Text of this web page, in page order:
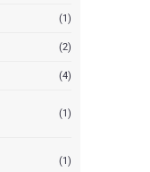
(1)
(2)
(4)
(1)
(1)